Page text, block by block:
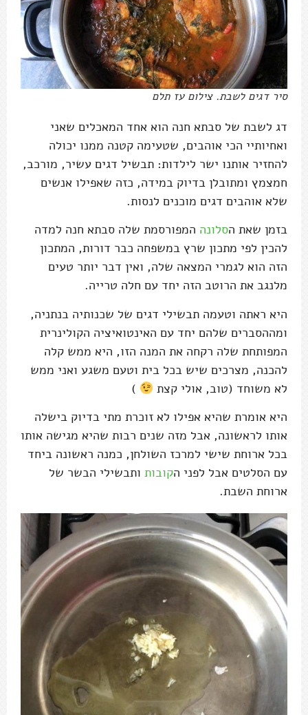
סיר דגים לשבת. צילום עז תלם
דג לשבת של סבתא חנה הוא אחד המאכלים שאני
ואחיותיי הכי אוהבים, שטעימה קטנה ממנו יכולה
להחזיר אותנו ישר לילדות: תבשיל דגים עשיר, מורכב,
חמצמץ ומתובלן בדיוק במידה, כזה שאפילו אנשים
שלא אוהבים דגים מוכנים לנסות.
בזמן שאת הסלונה המפורסמת שלה סבתא חנה למדה
להכין לפי מתכון שרץ במשפחה כבר דורות, המתכון
הזה הוא לגמרי המצאה שלה, ואין דבר יותר טעים
מלנגב את הרוטב הזה יחד עם חלה טרייה.
היא ראתה וטעמה תבשילי דגים של שכנותיה בנתניה,
ומההסברים שלהם יחד עם האינטואיציה הקולינרית
המפותחת שלה רקחה את המנה הזו, היא ממש קלה
להכנה, מצרכים שיש בכל בית וטעם משגע ואני ממש
לא משוחד (טוב, אולי קצת
)
היא אומרת שהיא אפילו לא זוכרת מתי בדיוק בישלה
אותו לראשונה, אבל מזה שנים רבות שהיא מגישה אותו
בכל ארוחת שישי למרכז השולחן, כמנה ראשונה ביחד
עם הסלטים אבל לפני הקובות ותבשילי הבשר של
ארוחת השבת.